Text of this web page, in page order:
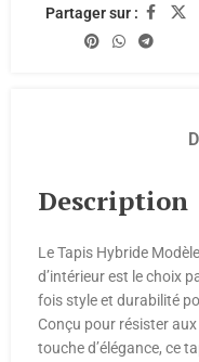
Partager sur :
Description
Le Tapis Hybride
d’intérieur est le choix
fois style et durabilité
Conçu pour résister
touche d’élégance, ce